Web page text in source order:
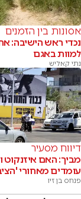
אסונות בין הזמנים
נכדי ראש הישיבה:
למוות באגם
נתי קאליש
דיווח מסעיר
מביך: האם איזנקוט
עומדים מאחורי
פנחס בן זיו